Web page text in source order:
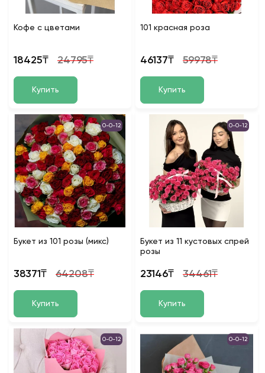
Кофе с цветами
18425₸ 24795₸
Купить
101 красная роза
46137₸ 59978₸
Купить
0-0-12
Букет из 101 розы (микс)
38371₸ 64208₸
Купить
0-0-12
Букет из 11 кустовых спрей
розы
23146₸ 34461₸
Купить
0-0-12 0-0-12